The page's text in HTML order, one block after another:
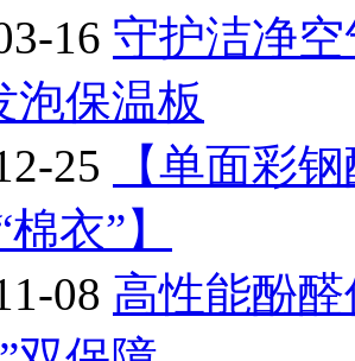
16 守护洁净
泡保温板
25
【单面彩
衣”】
08 高性能酚